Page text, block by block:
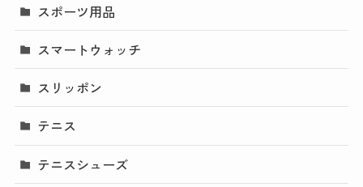
スポーツ用品
スマートウォッチ
スリッポン
テニス
テニスシューズ